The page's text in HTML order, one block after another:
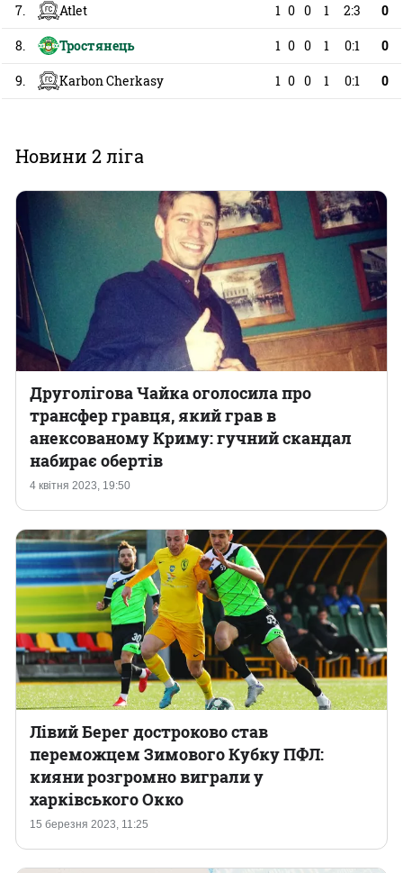
7. Atlet 1 0 0 1 2:3 0
8. Тростянець 1 0 0 1 0:1 0
9. Karbon Cherkasy 1 0 0 1 0:1 0
Новини 2 ліга
4 квітня 2023, 19:50
Друголігова Чайка оголосила про
трансфер гравця, який грав в
анексованому Криму: гучний скандал
набирає обертів
15 березня 2023, 11:25
Лівий Берег достроково став
переможцем Зимового Кубку ПФЛ:
кияни розгромно виграли у
харківського Окко